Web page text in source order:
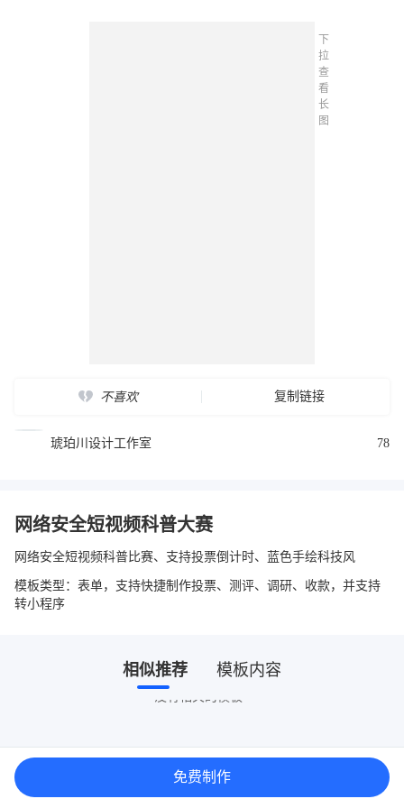
下
拉
查
看
长
图
不喜欢 复制链接
琥珀川设计工作室 78
网络安全短视频科普大赛
网络安全短视频科普比赛、支持投票倒计时、蓝色手绘科技风
模板类型：表单，支持快捷制作投票、测评、调研、收款，并支持
转小程序
相似推荐 模板内容
没有相关的模板~
免费制作